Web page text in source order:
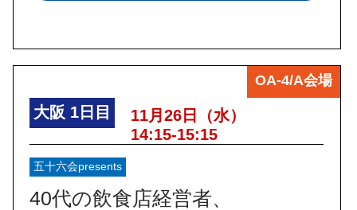
OA-4/A会場
大阪 1日目
11月26日（水）
14:15-15:15
五十六会presents
40代の飲食店経営者、